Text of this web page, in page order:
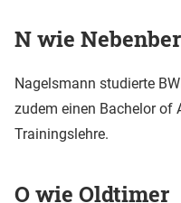
N wie
Nagelsmann studierte
zudem einen Bachelor of
Trainingslehre.
O wie Oldtimer